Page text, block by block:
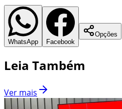
WhatsApp Facebook
Opções
Leia Também
Ver mais